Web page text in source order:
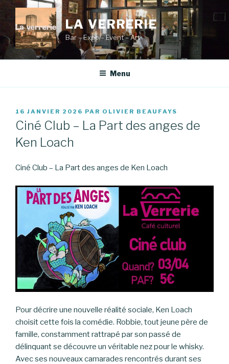
contenu
principal
LA VERRERIE
Bar – Expo – Event – Art
Menu
PUBLIÉ
LE
16 JANVIER 2026 PAR OLIVIER BEAUFAYS
Ciné Club – La Part des anges de
Ken Loach
Ciné Club – La Part des anges de Ken Loach
Pour décrire une nouvelle réalité sociale, Ken Loach
choisit cette fois la comédie. Robbie, tout jeune père de
famille, constamment rattrapé par son passé de
délinquant se découvre un véritable nez pour le whisky.
Avec ses nouveaux camarades rencontrés durant ses